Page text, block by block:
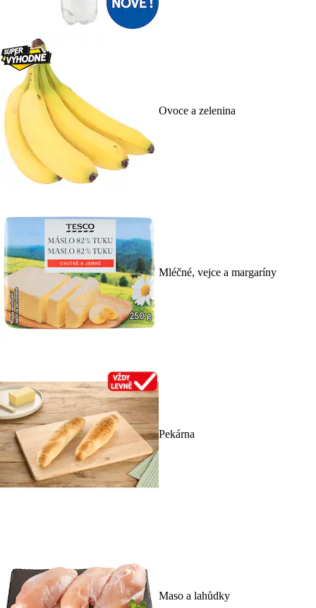
Ovoce a zelenina
Mléčné, vejce a margaríny
Pekárna
Maso a lahůdky